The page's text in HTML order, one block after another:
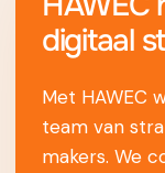
digitaal
Met HAWEC
team van
makers. We